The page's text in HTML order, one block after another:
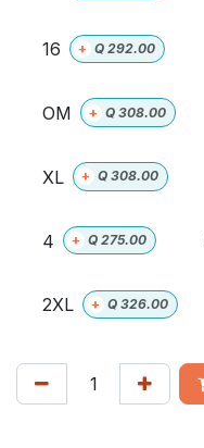
16 + Q 292.00
OM + Q 308.00
XL + Q 308.00
4 + Q 275.00
2XL + Q 326.00